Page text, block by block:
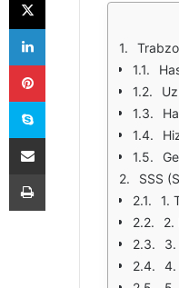
SSS
1.
2.
3.
4.
LinkedIn
Pinterest
Skype
E-Posta ile paylaş